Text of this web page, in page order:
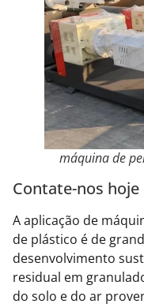
máquina de
Contate-nos hoje
A aplicação de
de plástico é de
desenvolvimento
residual em
do solo e do ar